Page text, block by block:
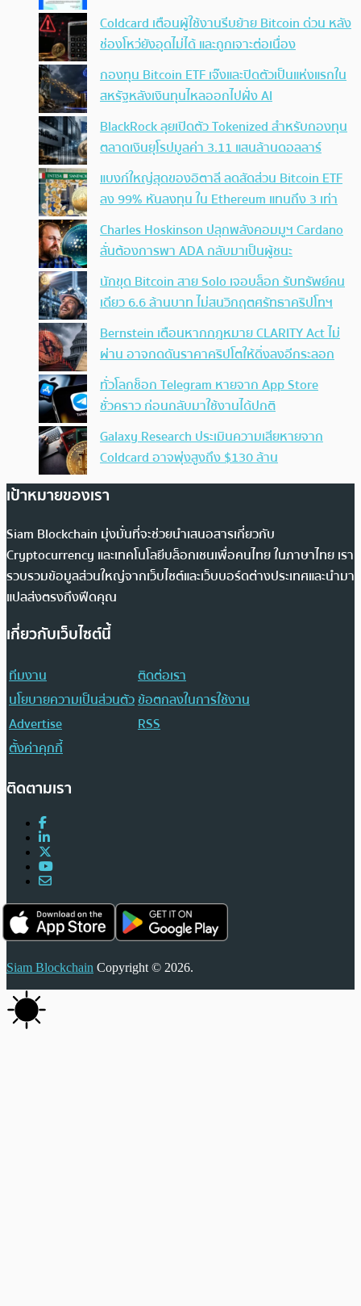
Coldcard เตือนผู้ใช้งานรีบย้าย Bitcoin ด่วน หลัง
ช่องโหว่ยังอุดไม่ได้ และถูกเจาะต่อเนื่อง
กองทุน Bitcoin ETF เจ๊งและปิดตัวเป็นแห่งแรกใน
สหรัฐหลังเงินทุนไหลออกไปฝั่ง AI
BlackRock ลุยเปิดตัว Tokenized สำหรับกองทุน
ตลาดเงินยุโรปมูลค่า 3.11 แสนล้านดอลลาร์
แบงก์ใหญ่สุดของอิตาลี ลดสัดส่วน Bitcoin ETF
ลง 99% หันลงทุน ใน Ethereum แทนถึง 3 เท่า
Charles Hoskinson ปลุกพลังคอมมูฯ Cardano
ลั่นต้องการพา ADA กลับมาเป็นผู้ชนะ
นักขุด Bitcoin สาย Solo เจอบล็อก รับทรัพย์คน
เดียว 6.6 ล้านบาท ไม่สนวิกฤตศรัทธาคริปโทฯ
Bernstein เตือนหากกฎหมาย CLARITY Act ไม่
ผ่าน อาจกดดันราคาคริปโตให้ดิ่งลงอีกระลอก
ทั่วโลกช็อก Telegram หายจาก App Store
ชั่วคราว ก่อนกลับมาใช้งานได้ปกติ
Galaxy Research ประเมินความเสียหายจาก
Coldcard อาจพุ่งสูงถึง $130 ล้าน
เป้าหมายของเรา
Siam Blockchain มุ่งมั่นที่จะช่วยนำเสนอสารเกี่ยวกับ
Cryptocurrency และเทคโนโลยีบล็อกเชนเพื่อคนไทย ในภาษาไทย เรา
รวบรวมข้อมูลส่วนใหญ่จากเว็บไซต์และเว็บบอร์ดต่างประเทศและนำมา
แปลส่งตรงถึงฟีดคุณ
เกี่ยวกับเว็บไซต์นี้
ทีมงาน
ติดต่อเรา
นโยบายความเป็นส่วนตัวข้อตกลงในการใช้งาน
Advertise
RSS
ตั้งค่าคุกกี้
ติดตามเรา
Siam Blockchain Copyright © 2026.